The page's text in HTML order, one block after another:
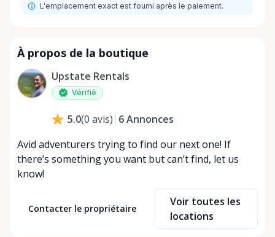
L'emplacement exact est fourni après le paiement.
À propos de la boutique
Upstate Rentals
Vérifié
5.0(0 avis) 6Annonces
Avid adventurers trying to find our next one! If
there’s something you want but can’t find, let us
know!
Contacter le propriétaire
Voir toutes les
locations